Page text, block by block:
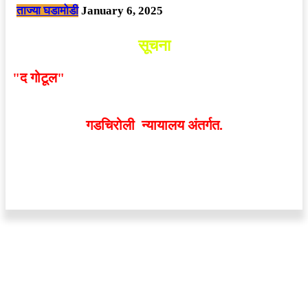
ताज्या घडामोडी January 6, 2025
सूचना
"द गोटूल"
गडचिरोली न्यायालय अंतर्गत.